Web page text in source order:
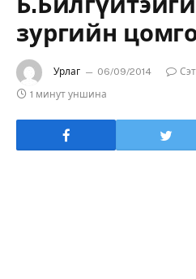
зургийн
Урлаг 06/09/2014
1 минут уншина